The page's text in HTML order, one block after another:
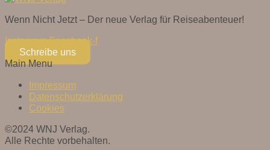
Wenn Nicht Jetzt – Der neue Verlag für Reiseabenteuer!
Instagram Facebook-f
Schreibe uns
Main Menu
Impressum
Datenschutzerklärung
Cookies
©2024 WNJ Verlag.
Alle Rechte vorbehalten.